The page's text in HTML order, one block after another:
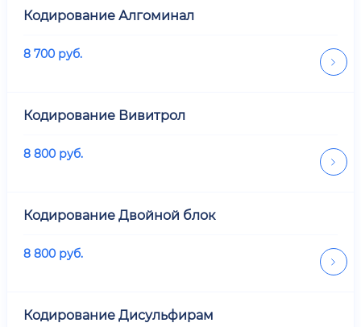
Кодирование Алгоминал
8 700 руб.
Кодирование Вивитрол
8 800 руб.
Кодирование Двойной блок
8 800 руб.
Кодирование Дисульфирам